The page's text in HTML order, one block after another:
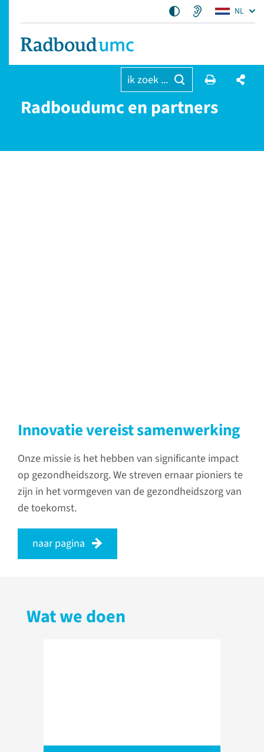
NL
ik zoek ...
Radboudumc en partners
Innovatie vereist samenwerking
Onze missie is het hebben van significante impact
op gezondheidszorg. We streven ernaar pioniers te
zijn in het vormgeven van de gezondheidszorg van
de toekomst.
naar pagina
Wat we doen